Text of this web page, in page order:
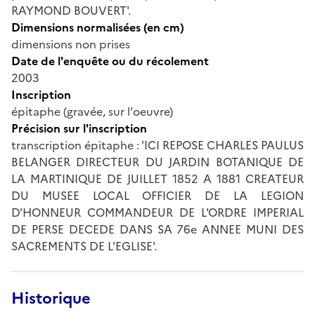
RAYMOND BOUVERT'.
Dimensions normalisées (en cm)
dimensions non prises
Date de l'enquête ou du récolement
2003
Inscription
épitaphe (gravée, sur l'oeuvre)
Précision sur l'inscription
transcription épitaphe : 'ICI REPOSE CHARLES PAULUS
BELANGER DIRECTEUR DU JARDIN BOTANIQUE DE
LA MARTINIQUE DE JUILLET 1852 A 1881 CREATEUR
DU MUSEE LOCAL OFFICIER DE LA LEGION
D'HONNEUR COMMANDEUR DE L'ORDRE IMPERIAL
DE PERSE DECEDE DANS SA 76e ANNEE MUNI DES
SACREMENTS DE L'EGLISE'.
Historique